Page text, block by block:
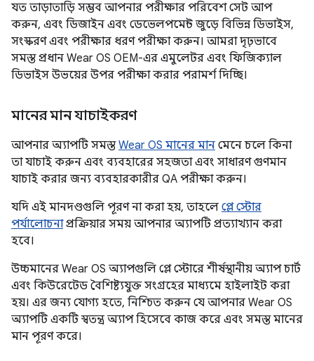
যত তাড়াতাড়ি সম্ভব আপনার পরীক্ষার পরিবেশ সেট আপ
করুন, এবং ডিজাইন এবং ডেভেলপমেন্ট জুড়ে বিভিন্ন ডিভাইস,
সংস্করণ এবং পরীক্ষার ধরণ পরীক্ষা করুন। আমরা দৃঢ়ভাবে
সমস্ত প্রধান Wear OS OEM-এর এমুলেটর এবং ফিজিক্যাল
ডিভাইস উভয়ের উপর পরীক্ষা করার পরামর্শ দিচ্ছি।
মানের মান যাচাইকরণ
আপনার অ্যাপটি সমস্তWear OS মানের মান মেনে চলে কিনা
তা যাচাই করুন এবং ব্যবহারের সহজতা এবং সাধারণ গুণমান
যাচাই করার জন্য ব্যবহারকারীর QA পরীক্ষা করুন।
যদি এই মানদণ্ডগুলি পূরণ না করা হয়, তাহলে প্লে স্টোর
পর্যালোচনাপ্রক্রিয়ার সময় আপনার অ্যাপটি প্রত্যাখ্যান করা
হবে।
উচ্চমানের Wear OS অ্যাপগুলি প্লে স্টোরে শীর্ষস্থানীয় অ্যাপ চার্ট
এবং কিউরেটেড বৈশিষ্ট্যযুক্ত সংগ্রহের মাধ্যমে হাইলাইট করা
হয়। এর জন্য যোগ্য হতে, নিশ্চিত করুন যে আপনার Wear OS
অ্যাপটি একটি স্বতন্ত্র অ্যাপ হিসেবে কাজ করে এবং সমস্ত মানের
মান পূরণ করে।